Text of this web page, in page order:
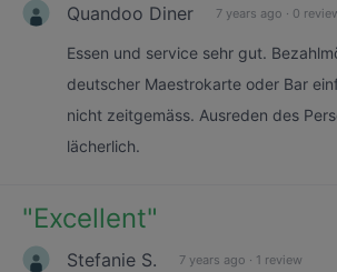
Quandoo Diner 7 years ago · 0
Essen und service sehr gut.
deutscher Maestrokarte oder Bar
nicht zeitgemäss. Ausreden des
lächerlich.
"Excellent"
Stefanie S. 7 years ago · 1 review